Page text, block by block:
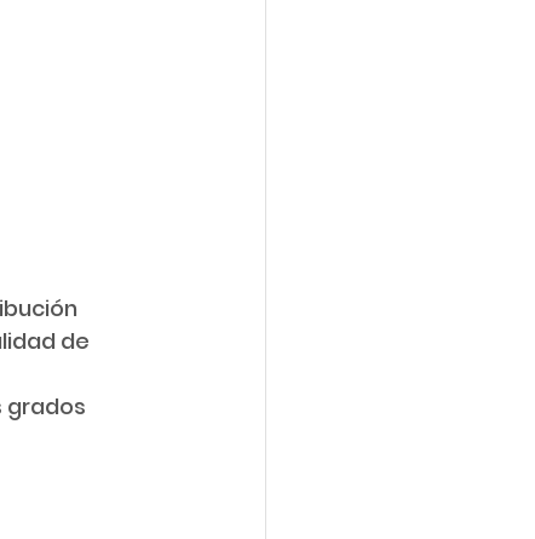
de
grados